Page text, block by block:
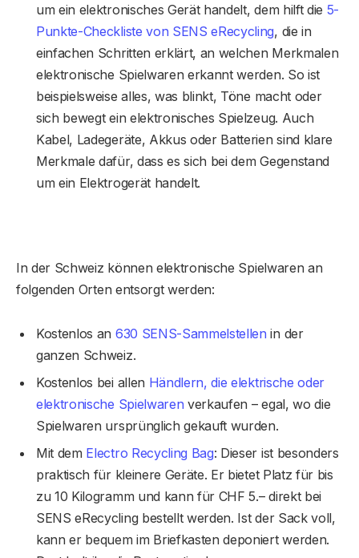
um ein elektronisches Gerät handelt, dem hilft die 5-
Punkte-Checkliste von SENS eRecycling, die in
einfachen Schritten erklärt, an welchen Merkmalen
elektronische Spielwaren erkannt werden. So ist
beispielsweise alles, was blinkt, Töne macht oder
sich bewegt ein elektronisches Spielzeug. Auch
Kabel, Ladegeräte, Akkus oder Batterien sind klare
Merkmale dafür, dass es sich bei dem Gegenstand
um ein Elektrogerät handelt.
In der Schweiz können elektronische Spielwaren an
folgenden Orten entsorgt werden:
Kostenlos an 630 SENS-Sammelstellen in der
ganzen Schweiz.
Kostenlos bei allen Händlern, die elektrische oder
elektronische Spielwaren verkaufen – egal, wo die
Spielwaren ursprünglich gekauft wurden.
Mit dem Electro Recycling Bag: Dieser ist besonders
praktisch für kleinere Geräte. Er bietet Platz für bis
zu 10 Kilogramm und kann für CHF 5.– direkt bei
SENS eRecycling bestellt werden. Ist der Sack voll,
kann er bequem im Briefkasten deponiert werden.